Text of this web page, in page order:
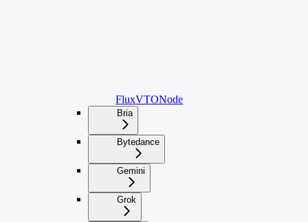
FluxVTONode
Bria
Bytedance
Gemini
Grok